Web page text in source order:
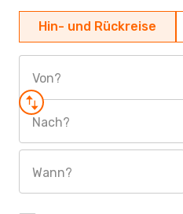
Hin- und Rückreise
Von?
Nach?
Wann?